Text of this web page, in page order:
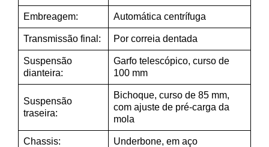
Embreagem: Automática centrífuga
Transmissão final: Por correia dentada
Suspensão
dianteira:
Garfo telescópico, curso de
100 mm
Suspensão
traseira:
Bichoque, curso de 85 mm,
com ajuste de pré-carga da
mola
Chassis: Underbone, em aço